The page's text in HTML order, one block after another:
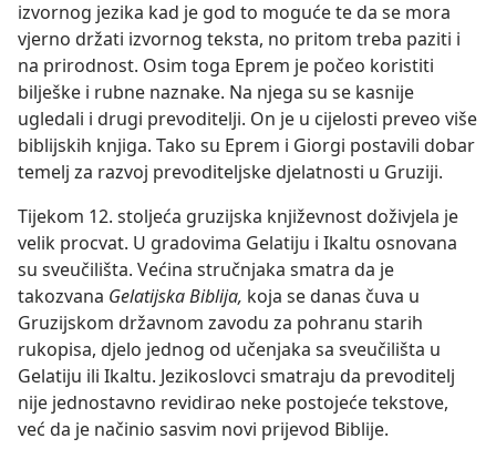
izvornog jezika kad je god to moguće te da se mora
vjerno držati izvornog teksta, no pritom treba paziti i
na prirodnost. Osim toga Eprem je počeo koristiti
bilješke i rubne naznake. Na njega su se kasnije
ugledali i drugi prevoditelji. On je u cijelosti preveo više
biblijskih knjiga. Tako su Eprem i Giorgi postavili dobar
temelj za razvoj prevoditeljske djelatnosti u Gruziji.
Tijekom 12. stoljeća gruzijska književnost doživjela je
velik procvat. U gradovima Gelatiju i Ikaltu osnovana
su sveučilišta. Većina stručnjaka smatra da je
takozvana Gelatijska Biblija, koja se danas čuva u
Gruzijskom državnom zavodu za pohranu starih
rukopisa, djelo jednog od učenjaka sa sveučilišta u
Gelatiju ili Ikaltu. Jezikoslovci smatraju da prevoditelj
nije jednostavno revidirao neke postojeće tekstove,
već da je načinio sasvim novi prijevod Biblije.